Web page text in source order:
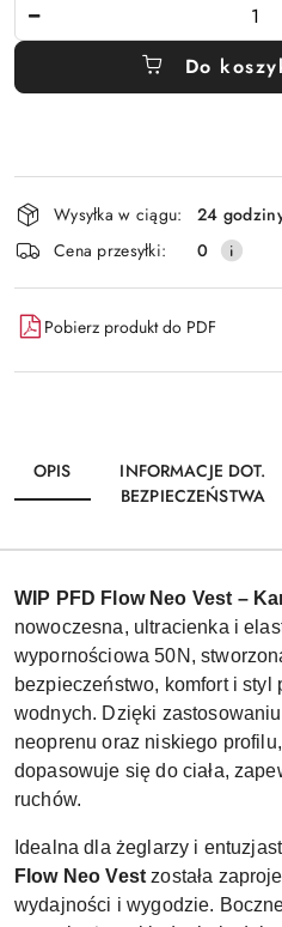
Do
Dostępność
i
dostawa
Wysyłka w ciągu:
24
Cena przesyłki:
0
Pobierz produkt do PDF
OPIS
INFORMACJE DOT.
BEZPIECZEŃSTWA
WIP PFD Flow Neo Vest –
nowoczesna, ultracienka i
wypornościowa 50N,
bezpieczeństwo, komfort i styl
wodnych. Dzięki
neoprenu oraz niskiego
dopasowuje się do ciała,
ruchów.
Idealna dla żeglarzy i
Flow Neo Vest została
wydajności i wygodzie.